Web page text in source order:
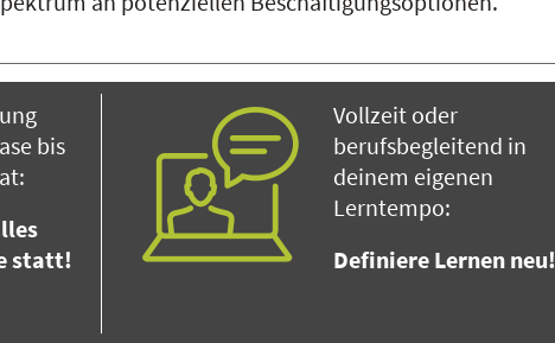
bis
statt!
Vollzeit oder
berufsbegleitend in
deinem eigenen
Lerntempo:
Definiere Lernen neu!